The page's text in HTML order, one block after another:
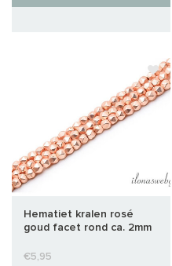
Hematiet kralen rosé
goud facet rond ca. 2mm
€5,95